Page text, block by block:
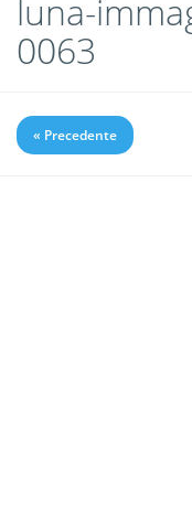
luna-
0063
« Precedente